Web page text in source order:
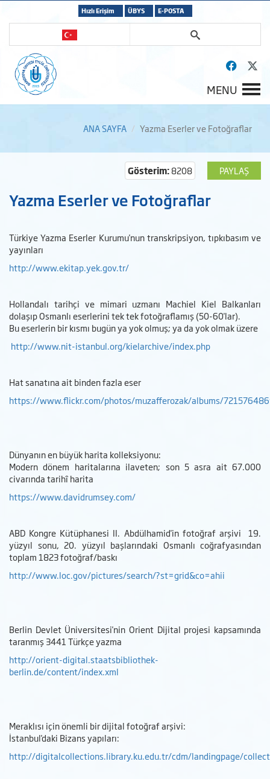
Hızlı Erişim ÜBYS E-POSTA
MENU
ANA SAYFA Yazma Eserler ve Fotoğraflar
PAYLAŞ
Gösterim:8208
Yazma Eserler ve Fotoğraflar
Türkiye Yazma Eserler Kurumu'nun transkripsiyon, tıpkıbasım ve
yayınları
http://www.ekitap.yek.gov.tr/
Hollandalı tarihçi ve mimari uzmanı Machiel Kiel Balkanları
dolaşıp Osmanlı eserlerini tek tek fotoğraflamış (50-60'lar).
Bu eserlerin bir kısmı bugün ya yok olmuş; ya da yok olmak üzere
http://www.nit-istanbul.org/kielarchive/index.php
Hat sanatına ait binden fazla eser
https://www.flickr.com/photos/muzafferozak/albums/
Dünyanın en büyük harita kolleksiyonu:
Modern dönem haritalarına ilaveten; son 5 asra ait 67.000
civarında tarihî harita
https://www.davidrumsey.com/
ABD Kongre Kütüphanesi II. Abdülhamid'in fotoğraf arşivi 19.
yüzyıl sonu, 20. yüzyıl başlarındaki Osmanlı coğrafyasından
toplam 1823 fotoğraf/baskı
http://www.loc.gov/pictures/search/?st=grid&co=ahii
Berlin Devlet Üniversitesi'nin Orient Dijital projesi kapsamında
taranmış 3441 Türkçe yazma
http://orient-digital.staatsbibliothek-
berlin.de/content/index.xml
Meraklısı için önemli bir dijital fotoğraf arşivi:
İstanbul'daki Bizans yapıları:
http://digitalcollections.library.ku.edu.tr/cdm/landingpage/